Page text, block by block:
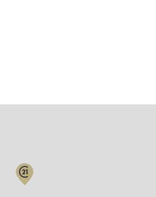
Votre compte :